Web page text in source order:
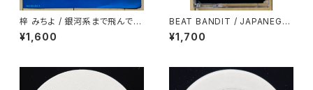
梓 みちよ / 銀河系まで飛んでい
け！
¥1,600
BEAT BANDIT / JAPANEGG
AE MIX 2(CLASSIC CUTS)
¥1,700